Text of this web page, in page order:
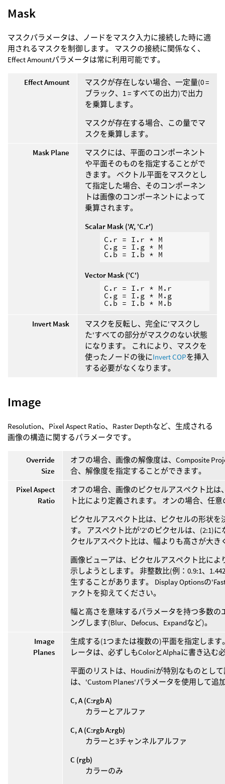
Mask
マスクパラメータは、ノードをマスク入力に接続した時に適
用されるマスクを制御します。 マスクの接続に関係なく、
Effect Amountパラメータは常に利用可能です。
Effect Amount
マスクが存在しない場合、一定量(0 =
ブラック、1 = すべての出力)で出力
を乗算します。
マスクが存在する場合、この量でマ
スクを乗算します。
Mask Plane
マスクには、平面のコンポーネント
や平面そのものを指定することがで
きます。 ベクトル平面をマスクとし
て指定した場合、そのコンポーネン
トは画像のコンポーネントによって
乗算されます。
Scalar Mask ('A', 'C.r')
C.r = I.r * M
C.g = I.g * M
Vector Mask ('C')
C.r = I.r * M.r
C.g = I.g * M.g
Invert Mask
マスクを反転し、完全に'マスクし
た'すべての部分がマスクのない状態
になります。 これにより、マスクを
使ったノードの後にInvert COPを挿入
する必要がなくなります。
Image
Resolution、Pixel Aspect Ratio、Raster Depthなど、生成される
画像の構造に関するパラメータです。
Override
Size
オフの場合、画像の解像度は、Composite
合、解像度を指定することができます。
Pixel Aspect
Ratio
オフの場合、画像のピクセルアスペクト比は
ト比により定義されます。 オンの場合、任
ピクセルアスペクト比は、ピクセルの形状
す。 アスペクト比が'2'のピクセルは、(2:1)
クセルアスペクト比は、幅よりも高さが大き
画像ビューアは、ピクセルアスペクト比に
示しようとします。 非整数比(例：0.9:1、
生することがあります。 Display Optionsの
ァクトを抑えてください。
幅と高さを意味するパラメータを持つ多数
ングします(Blur、Defocus、Expandなど)。
Image
Planes
生成する(1つまたは複数の)平面を指定しま
レータは、必ずしもColorとAlphaに書き込む
平面のリストは、Houdiniが特別なものとし
は、'Custom Planes'パラメータを使用して追
C, A (C:rgb A)
カラーとアルファ
C, A (C:rgb A:rgb)
カラーと3チャンネルアルファ
C (rgb)
カラーのみ